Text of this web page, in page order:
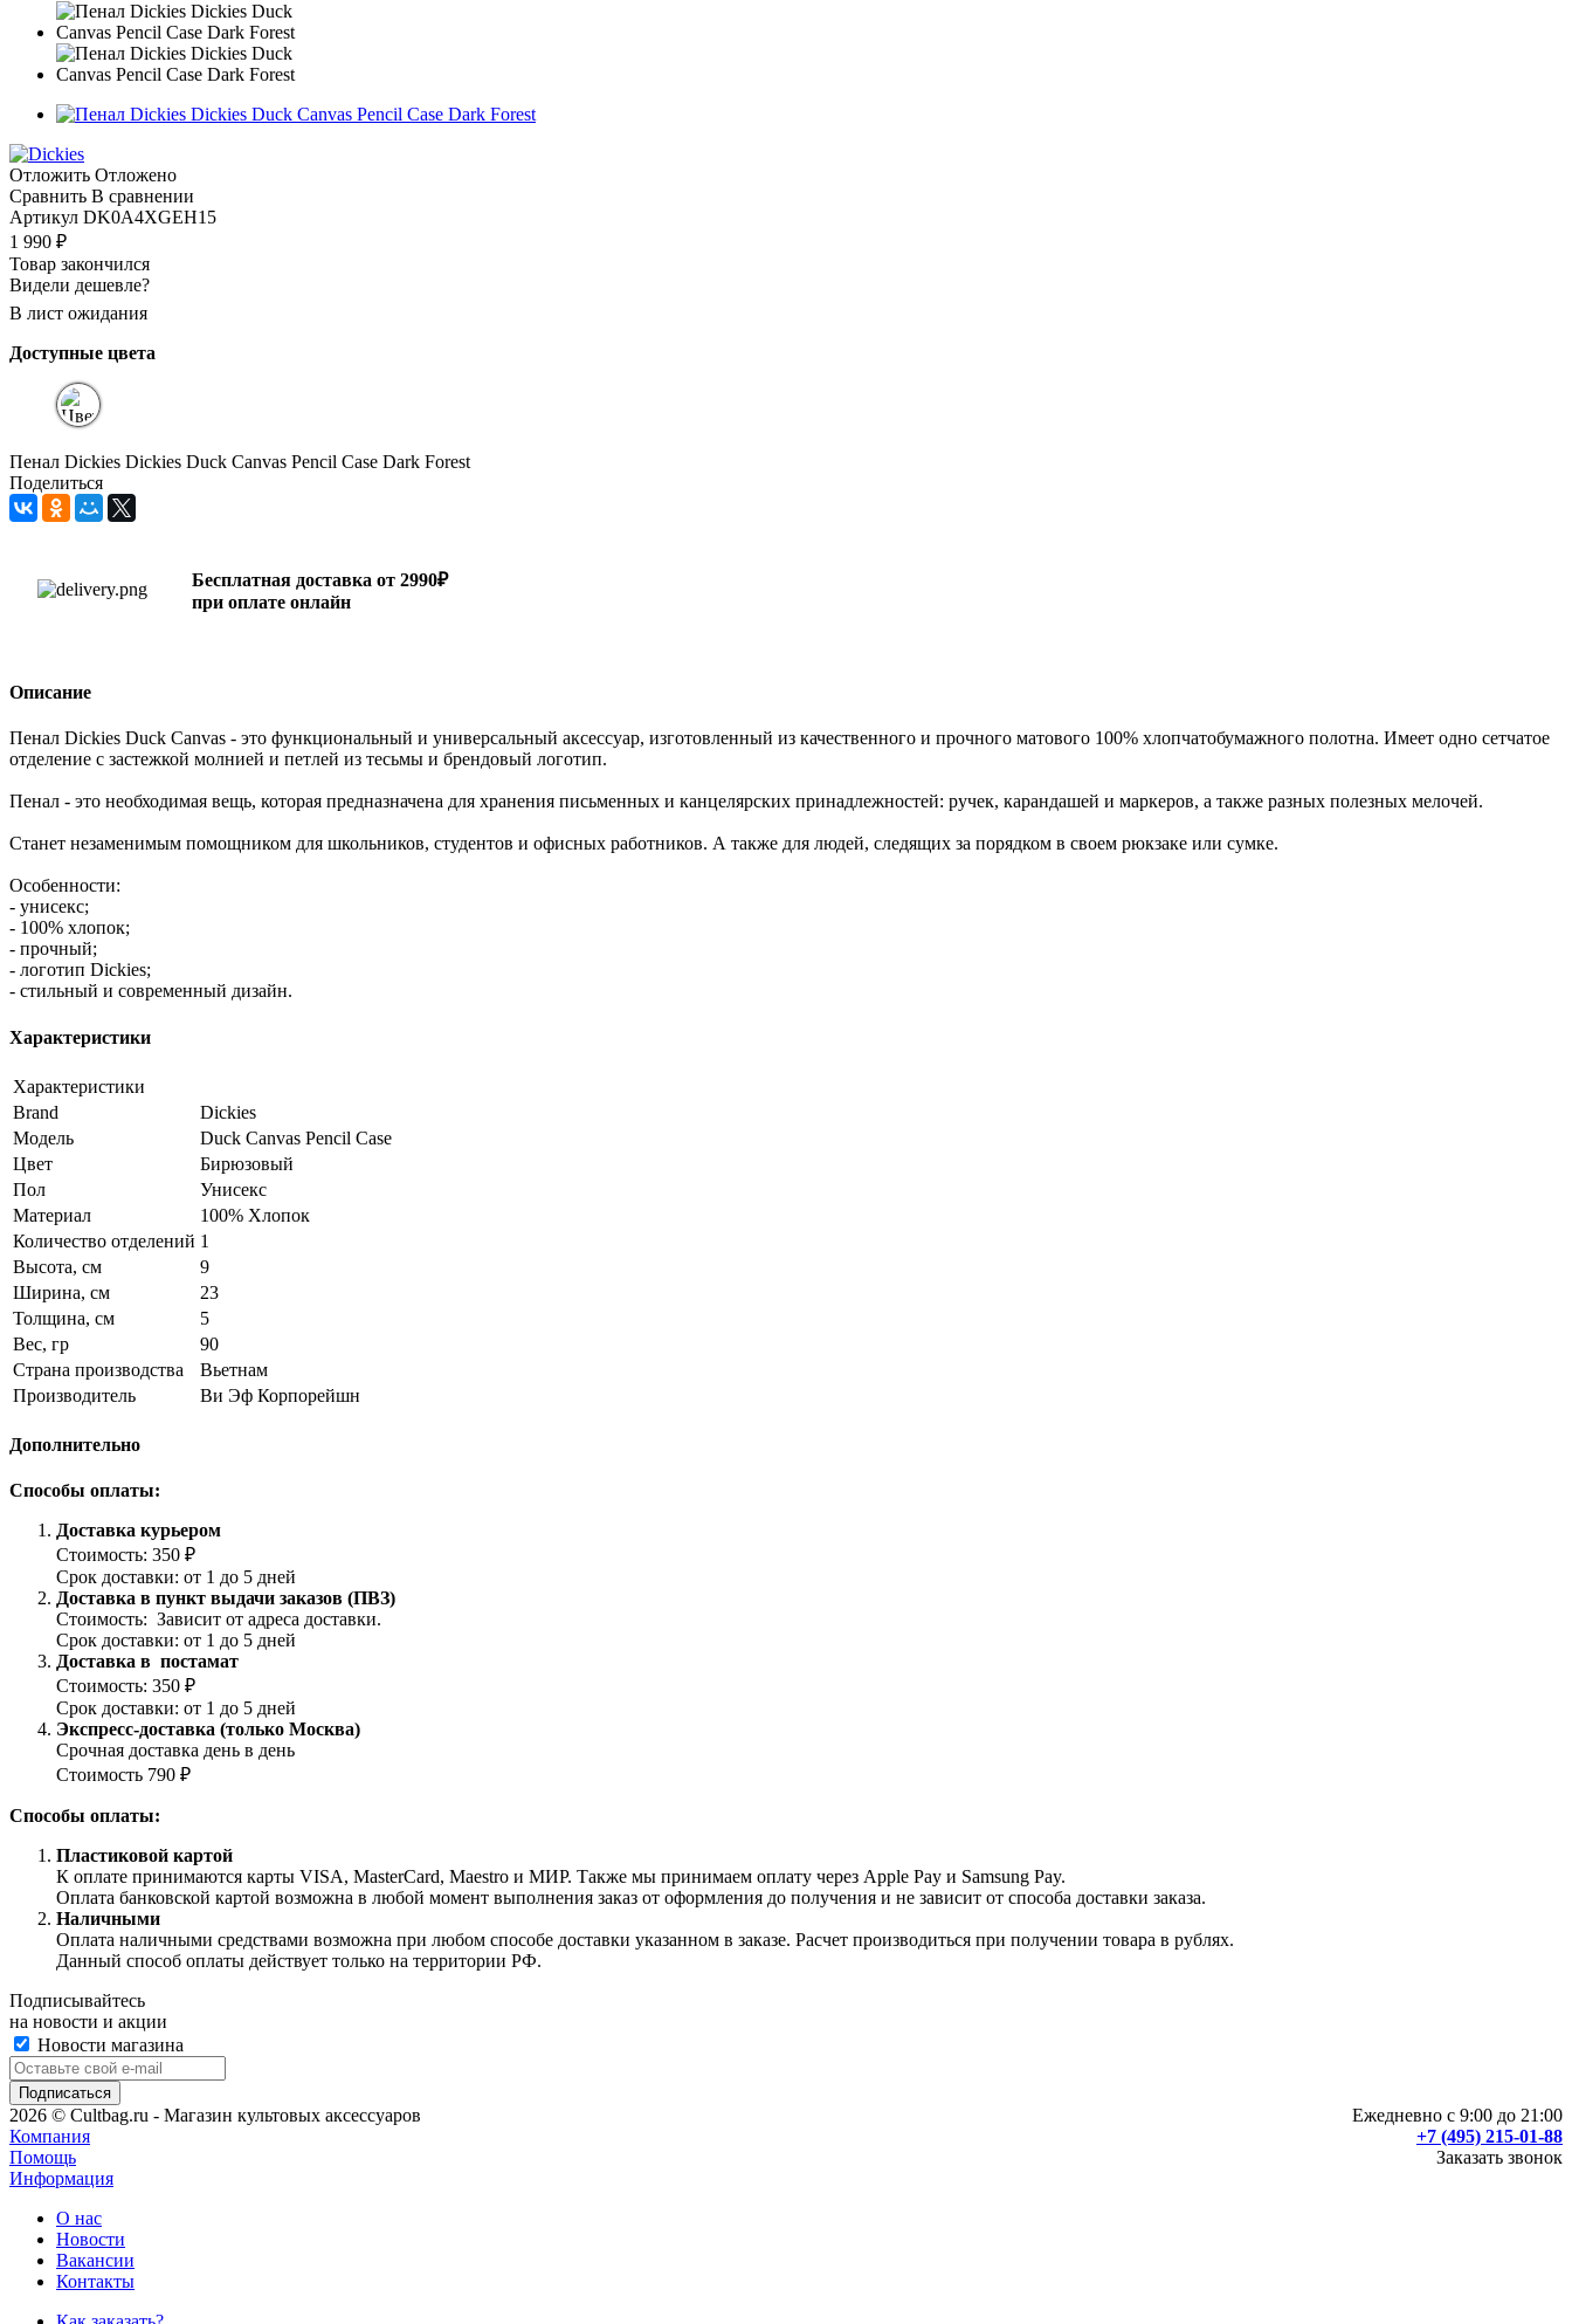
Отложить Отложено
Сравнить В сравнении
Артикул DK0A4XGEH15
1 990 ₽
Товар закончился
Видели дешевле?
В лист ожидания
Доступные цвета
Пенал Dickies Dickies Duck Canvas Pencil Case Dark Forest
Поделиться
Бесплатная доставка от 2990₽
при оплате онлайн
Описание
Пенал Dickies Duck Canvas - это функциональный и универсальный аксессуар, изготовленный из качественного и прочного матового 100% хлопчатобумажного полотна. Имеет одно сетчатое
отделение с застежкой молнией и петлей из тесьмы и брендовый логотип.
Пенал - это необходимая вещь, которая предназначена для хранения письменных и канцелярских принадлежностей: ручек, карандашей и маркеров, а также разных полезных мелочей.
Станет незаменимым помощником для школьников, студентов и офисных работников. А также для людей, следящих за порядком в своем рюкзаке или сумке.
Особенности:
- унисекс;
- 100% хлопок;
- прочный;
- логотип Dickies;
- стильный и современный дизайн.
Характеристики
Характеристики
Brand
Dickies
Модель
Duck Canvas Pencil Case
Цвет
Бирюзовый
Пол
Унисекс
Материал
100% Хлопок
Количество отделений 1
Высота, см
9
Ширина, см
23
Толщина, см
5
Вес, гр
90
Страна производства
Вьетнам
Производитель
Ви Эф Корпорейшн
Дополнительно
Способы оплаты:
Доставка курьером
Стоимость: 350 ₽
Срок доставки: от 1 до 5 дней
Доставка в пункт выдачи заказов (ПВЗ)
Стоимость: Зависит от адреса доставки.
Срок доставки: от 1 до 5 дней
Доставка в постамат
Стоимость: 350 ₽
Срок доставки: от 1 до 5 дней
Экспресс-доставка (только Москва)
Срочная доставка день в день
Стоимость 790 ₽
Способы оплаты:
Пластиковой картой
К оплате принимаются карты VISA, MasterCard, Maestro и МИР. Также мы принимаем оплату через Apple Pay и Samsung Pay.
Оплата банковской картой возможна в любой момент выполнения заказ от оформления до получения и не зависит от способа доставки заказа.
Наличными
Оплата наличными средствами возможна при любом способе доставки указанном в заказе. Расчет производиться при получении товара в рублях.
Данный способ оплаты действует только на территории РФ.
Подписывайтесь
на новости и акции
Новости магазина
Ежедневно с 9:00 до 21:00
+7 (495) 215-01-88
Заказать звонок
2026 © Cultbag.ru - Магазин культовых аксессуаров
Компания
Помощь
Информация
О нас
Новости
Вакансии
Контакты